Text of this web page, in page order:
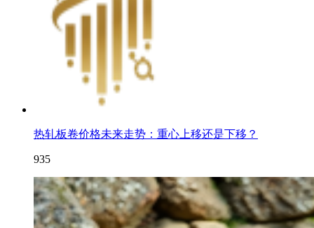
热轧板卷价格未来走势：重心上移还是下移？
935